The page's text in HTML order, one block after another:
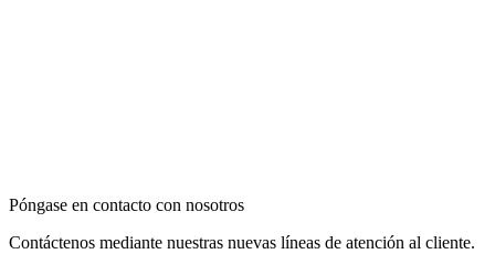
Póngase en contacto con nosotros
Contáctenos mediante nuestras nuevas líneas de atención al cliente.